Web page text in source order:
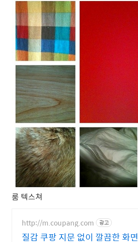
룸 텍스쳐
http://m.coupang.com 광고
질감 쿠팡 지문 없이 깔끔한 화면